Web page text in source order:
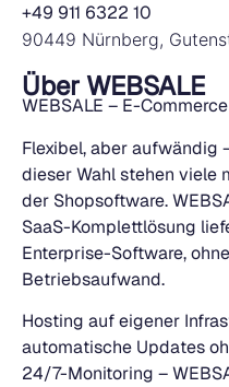
+49 911 6322 10
90449 Nürnberg,
Über WEBSALE
WEBSALE – E-
Flexibel, aber aufwändig
dieser Wahl stehen viele
der Shopsoftware.
SaaS-Komplettlösung
Enterprise-Software,
Betriebsaufwand.
Hosting auf eigener
automatische Updates
24/7-Monitoring –